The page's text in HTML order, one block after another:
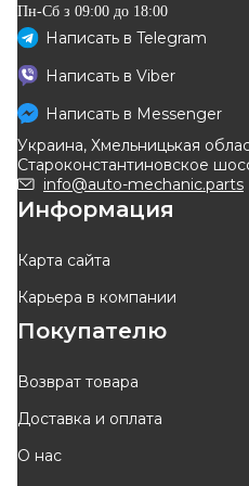
TRW
Рулевая тяга боковая (без
наконечника) (L=266mm)
Renault Kangoo + Nissan
Kubistar 97->02.1999
Код: JAR207
691 грн
622 грн
КУПИТЬ
Отправка
- 10 %
BIRTH
Пн-Сб з 09:00 до 18:00
Написать в Telegram
Написать в Viber
Написать в Messenger
Украина, Хмельницькая
Староконстантиновское
info@auto-mechanic.parts
Информация
Карта сайта
Карьера в компании
Покупателю
Возврат товара
Доставка и оплата
О нас